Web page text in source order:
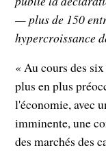
— plus de 150
hypercroissance
« Au cours des
plus en plus
l'économie, avec
imminente, une
des marchés des